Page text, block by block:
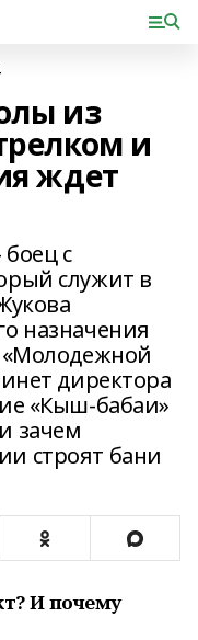
из
и
ждет
с
служит в
назначения
«Молодежной
директора
«Кыш-бабаи»
зачем
строят бани
И почему